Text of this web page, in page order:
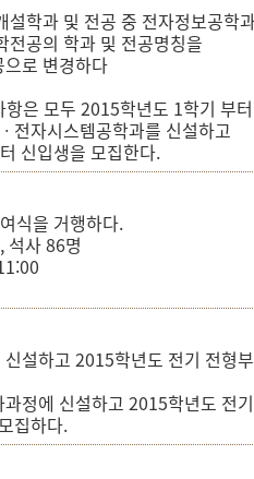
설학과 및 전공 중 전자정보공학
전공의 학과 및 전공명칭을
로 변경하다
은 모두 2015학년도 1학기 부터
전자시스템공학과를 신설하고
신입생을 모집한다.
식을 거행하다.
석사 86명
설하고 2015학년도 전기 전형
정에 신설하고 2015학년도 전기
집하다.